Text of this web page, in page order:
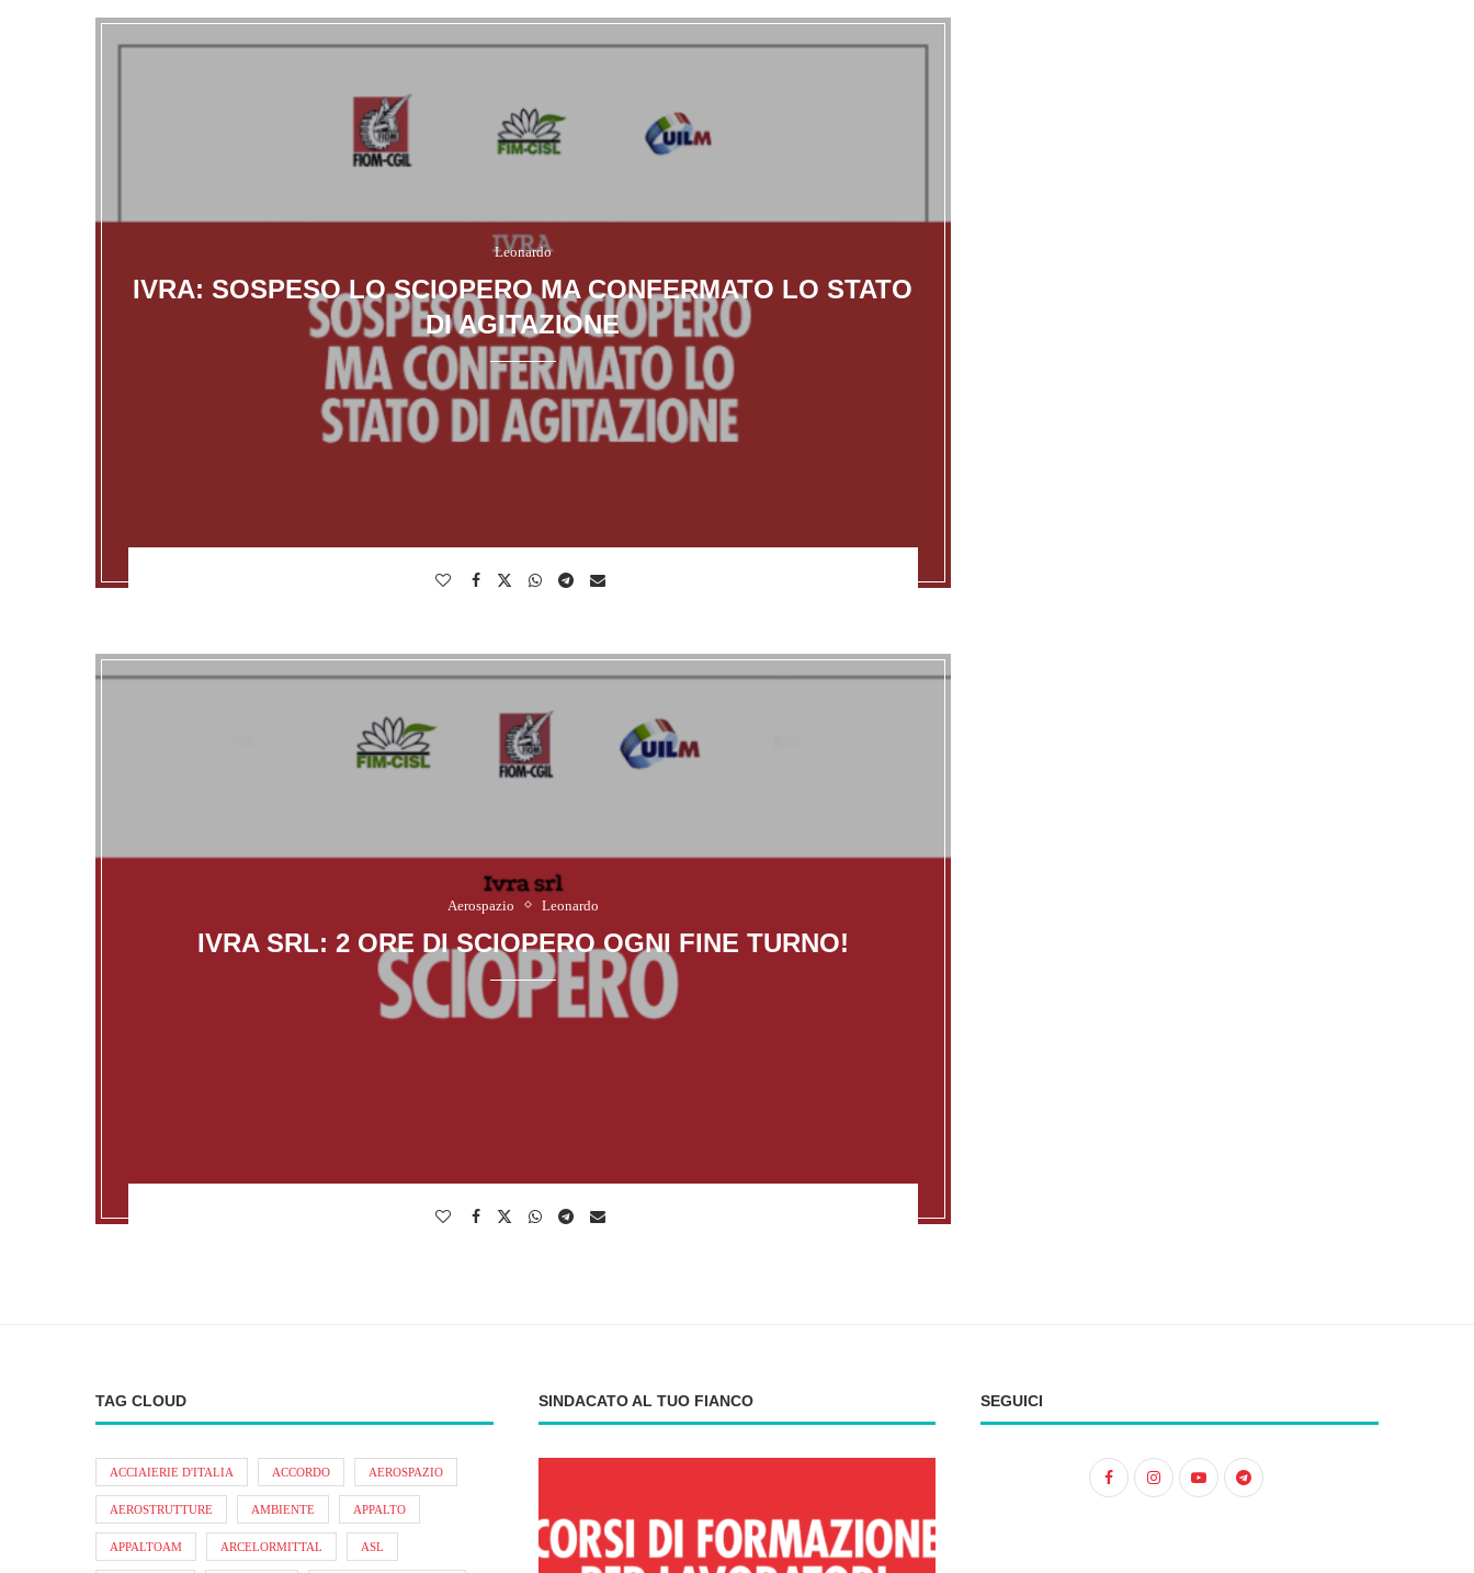
Leonardo
IVRA: SOSPESO LO SCIOPERO MA CONFERMATO LO STATO
DI AGITAZIONE
Aerospazio Leonardo
IVRA SRL: 2 ORE DI SCIOPERO OGNI FINE TURNO!
TAG CLOUD
ACCIAIERIE D'ITALIA ACCORDO AEROSPAZIO
AEROSTRUTTURE AMBIENTE APPALTO
APPALTOAM ARCELORMITTAL ASL
SINDACATO AL TUO FIANCO SEGUICI